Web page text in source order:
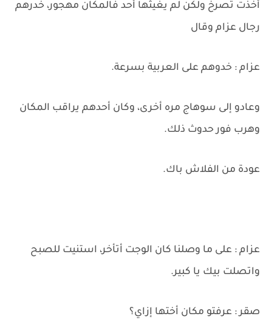
أخذت تصرخ ولكن لم يغيثها أحد فالمكان مهجور، خدرهم
رجال عزام وقال
عزام : خدوهم على العربية بسرعة.
وعادو إلى سوهاج مره أخرى، وكان أحدهم يراقب المكان
وهرب فور حدوث ذلك.
عودة من الفلاش باك.
عزام : على ما وصلنا كان الوجت أتأخر، استنيت للصبح
واتصلت بيك يا كبير.
صقر : عرفتو مكان أختها إزاي؟